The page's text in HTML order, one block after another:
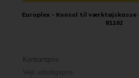
Europlex - Konsol til
81102
Kontantpris
Vejl. udsalgspris